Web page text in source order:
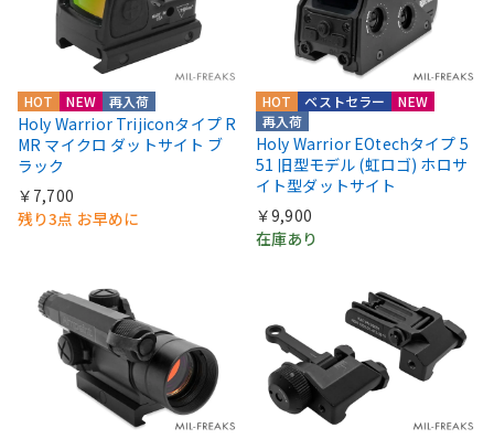
HOT NEW 再入荷
Holy Warrior Trijiconタイプ R
MR マイクロ ダットサイト ブ
ラック
￥7,700
残り3点 お早めに
HOT
NEW
再入荷
ベストセラー
Holy Warrior EOtechタイプ 5
51 旧型モデル (虹ロゴ) ホロサ
イト型ダットサイト
￥9,900
在庫あり